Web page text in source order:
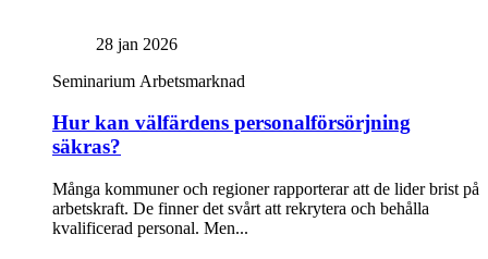
28 jan 2026
Seminarium Arbetsmarknad
Hur kan välfärdens personalförsörjning
säkras?
Många kommuner och regioner rapporterar att de lider brist på
arbetskraft. De finner det svårt att rekrytera och behålla
kvalificerad personal. Men...